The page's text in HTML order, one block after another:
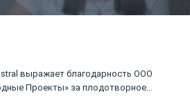
выражает благодарность ООО
Проекты» за плодотворное...